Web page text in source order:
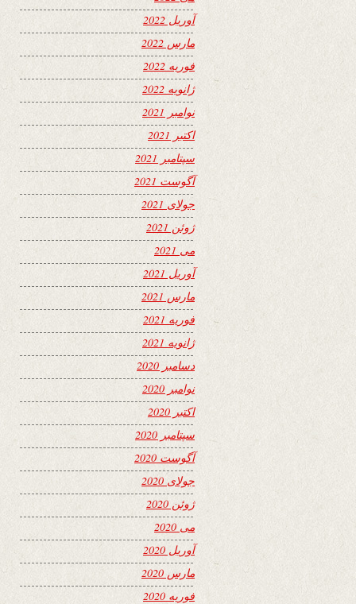
آوریل 2022
مارس 2022
فوریه 2022
ژانویه 2022
نوامبر 2021
اکتبر 2021
سپتامبر 2021
آگوست 2021
جولای 2021
ژوئن 2021
می 2021
آوریل 2021
مارس 2021
فوریه 2021
ژانویه 2021
دسامبر 2020
نوامبر 2020
اکتبر 2020
سپتامبر 2020
آگوست 2020
جولای 2020
ژوئن 2020
می 2020
آوریل 2020
مارس 2020
فوریه 2020